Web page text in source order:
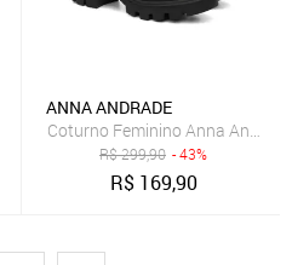
do Sapato de Franca Peccato
ANNA ANDRADE
Coturno Feminino Anna
R$299,90 - 43%
R$ 169,90